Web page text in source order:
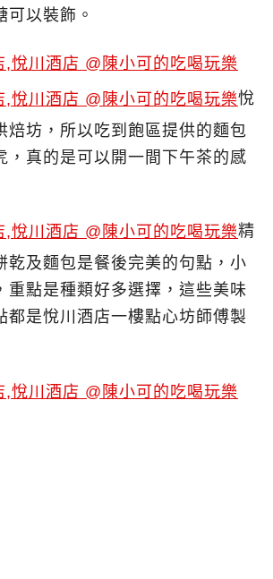
可以裝飾。
悅
焙坊，所以吃到飽區提供的麵包
，真的是可以開一間下午茶的感
精
乾及麵包是餐後完美的句點，小
重點是種類好多選擇，這些美味
都是悅川酒店一樓點心坊師傅製